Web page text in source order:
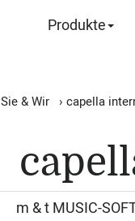
Produkte
Sie & Wir › capella
m & t MUSIC-